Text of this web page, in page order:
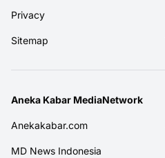
Privacy
Sitemap
Aneka Kabar MediaNetwork
Anekakabar.com
MD News Indonesia